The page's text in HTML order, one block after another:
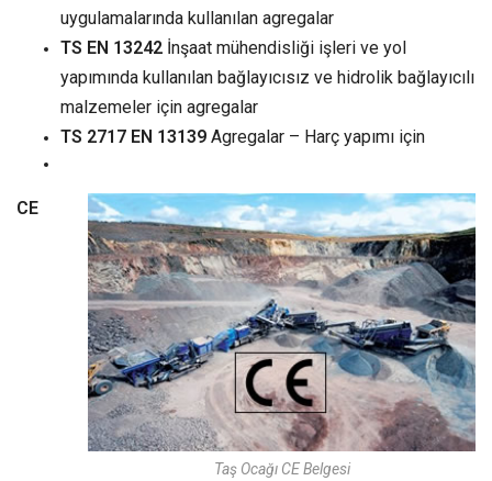
uygulamalarında kullanılan agregalar
TS EN 13242 İnşaat mühendisliği işleri ve yol
yapımında kullanılan bağlayıcısız ve hidrolik bağlayıcılı
malzemeler için agregalar
TS 2717 EN 13139 Agregalar – Harç yapımı için
Taş Ocağı CE Belgesi
CE